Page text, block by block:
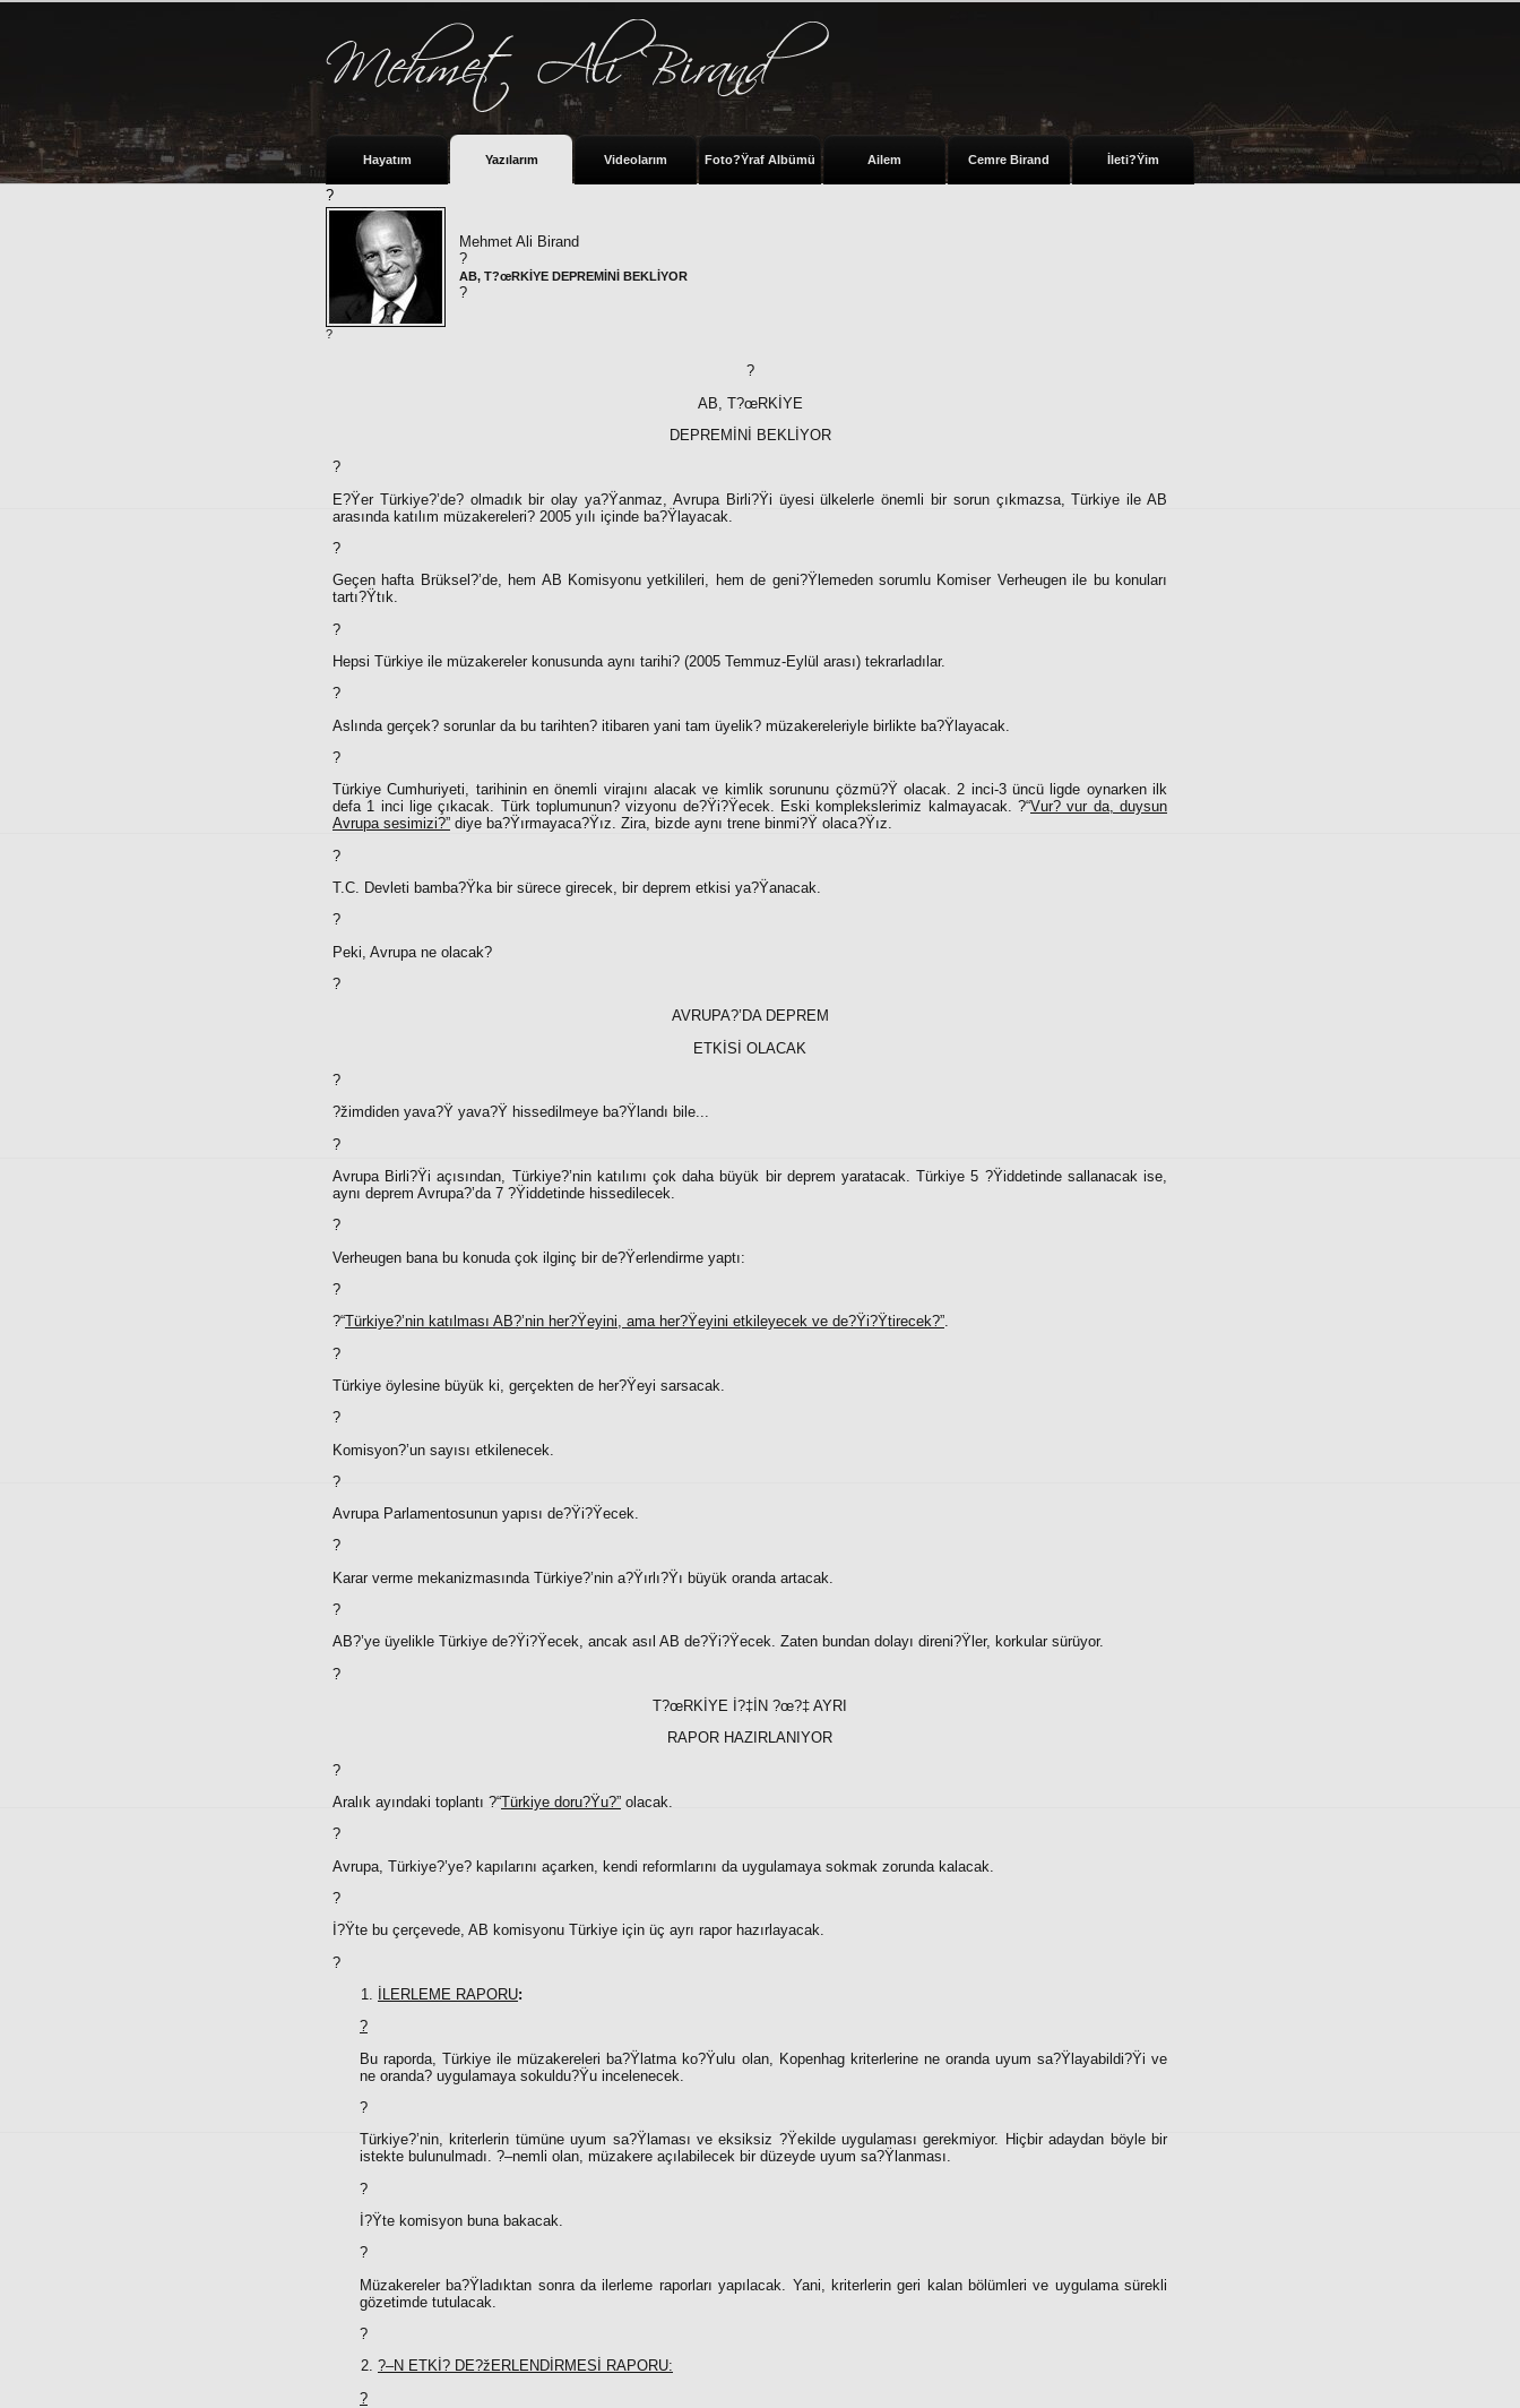
Hayatım Yazılarım Videolarım Foto?Ÿraf Albümü Ailem Cemre Birand İleti?Ÿim
?
Mehmet Ali Birand
?
AB, T?œRKİYE DEPREMİNİ BEKLİYOR
?
?
?
AB, T?œRKİYE
DEPREMİNİ BEKLİYOR
?
E?Ÿer Türkiye?’de? olmadık bir olay ya?Ÿanmaz, Avrupa Birli?Ÿi üyesi ülkelerle önemli bir sorun çıkmazsa, Türkiye ile AB
arasında katılım müzakereleri? 2005 yılı içinde ba?Ÿlayacak.
?
Geçen hafta Brüksel?’de, hem AB Komisyonu yetkilileri, hem de geni?Ÿlemeden sorumlu Komiser Verheugen ile bu konuları
tartı?Ÿtık.
?
Hepsi Türkiye ile müzakereler konusunda aynı tarihi? (2005 Temmuz-Eylül arası) tekrarladılar.
?
Aslında gerçek? sorunlar da bu tarihten? itibaren yani tam üyelik? müzakereleriyle birlikte ba?Ÿlayacak.
?
Türkiye Cumhuriyeti, tarihinin en önemli virajını alacak ve kimlik sorununu çözmü?Ÿ olacak. 2 inci-3 üncü ligde oynarken ilk
defa 1 inci lige çıkacak. Türk toplumunun? vizyonu de?Ÿi?Ÿecek. Eski komplekslerimiz kalmayacak. ?“Vur? vur da, duysun
Avrupa sesimizi?” diye ba?Ÿırmayaca?Ÿız. Zira, bizde aynı trene binmi?Ÿ olaca?Ÿız.
?
T.C. Devleti bamba?Ÿka bir sürece girecek, bir deprem etkisi ya?Ÿanacak.
?
Peki, Avrupa ne olacak?
?
AVRUPA?’DA DEPREM
ETKİSİ OLACAK
?
?žimdiden yava?Ÿ yava?Ÿ hissedilmeye ba?Ÿlandı bile...
?
Avrupa Birli?Ÿi açısından, Türkiye?’nin katılımı çok daha büyük bir deprem yaratacak. Türkiye 5 ?Ÿiddetinde sallanacak ise,
aynı deprem Avrupa?’da 7 ?Ÿiddetinde hissedilecek.
?
Verheugen bana bu konuda çok ilginç bir de?Ÿerlendirme yaptı:
?
?“Türkiye?’nin katılması AB?’nin her?Ÿeyini, ama her?Ÿeyini etkileyecek ve de?Ÿi?Ÿtirecek?”.
?
Türkiye öylesine büyük ki, gerçekten de her?Ÿeyi sarsacak.
?
Komisyon?’un sayısı etkilenecek.
?
Avrupa Parlamentosunun yapısı de?Ÿi?Ÿecek.
?
Karar verme mekanizmasında Türkiye?’nin a?Ÿırlı?Ÿı büyük oranda artacak.
?
AB?’ye üyelikle Türkiye de?Ÿi?Ÿecek, ancak asıl AB de?Ÿi?Ÿecek. Zaten bundan dolayı direni?Ÿler, korkular sürüyor.
?
T?œRKİYE İ?‡İN ?œ?‡ AYRI
RAPOR HAZIRLANIYOR
?
Aralık ayındaki toplantı ?“Türkiye doru?Ÿu?” olacak.
?
Avrupa, Türkiye?’ye? kapılarını açarken, kendi reformlarını da uygulamaya sokmak zorunda kalacak.
?
İ?Ÿte bu çerçevede, AB komisyonu Türkiye için üç ayrı rapor hazırlayacak.
?
İLERLEME RAPORU:
?
Bu raporda, Türkiye ile müzakereleri ba?Ÿlatma ko?Ÿulu olan, Kopenhag kriterlerine ne oranda uyum sa?Ÿlayabildi?Ÿi ve
ne oranda? uygulamaya sokuldu?Ÿu incelenecek.
?
Türkiye?’nin, kriterlerin tümüne uyum sa?Ÿlaması ve eksiksiz ?Ÿekilde uygulaması gerekmiyor. Hiçbir adaydan böyle bir
istekte bulunulmadı. ?–nemli olan, müzakere açılabilecek bir düzeyde uyum sa?Ÿlanması.
?
İ?Ÿte komisyon buna bakacak.
?
Müzakereler ba?Ÿladıktan sonra da ilerleme raporları yapılacak. Yani, kriterlerin geri kalan bölümleri ve uygulama sürekli
gözetimde tutulacak.
?
?–N ETKİ? DE?žERLENDİRMESİ RAPORU:
?